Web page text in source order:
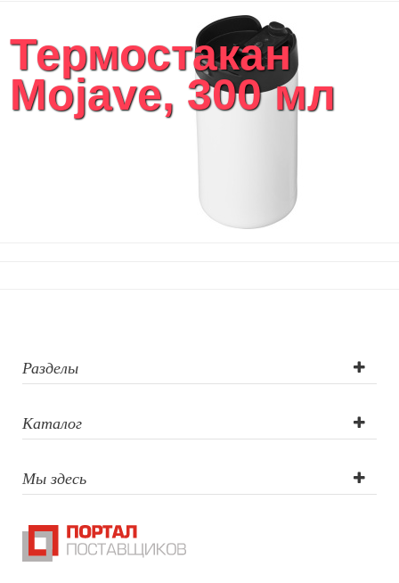
Термостакан
Mojave, 300 мл
Разделы
Каталог
Мы здесь